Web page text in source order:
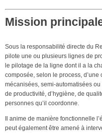
Mission
Sous la responsabilité directe du
pilote une ou plusieurs lignes de
le pilotage de la ligne dont il a la
composée, selon le process,
mécanisées, semi-automatisées
de productivité, d’hygiène, de
personnes qu’il coordonne.
Il anime de manière fonctionnelle
peut également être amené à